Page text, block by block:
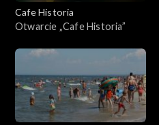
Cafe Historia
Otwarcie „Cafe Historia”